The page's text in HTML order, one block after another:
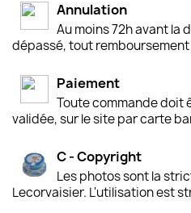
Annulation
Au moins 72h avant la
dépassé, tout
Paiement
Toute commande doit
validée, sur le site par carte
C - Copyright
Les photos sont la
Lecorvaisier. L'utilisation est